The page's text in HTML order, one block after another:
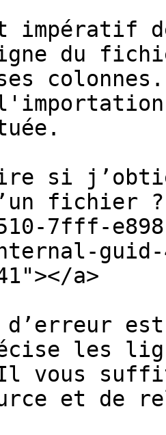
impératif
du
si
fichier
7fff-
guid-
a>
est
les
vous
et de